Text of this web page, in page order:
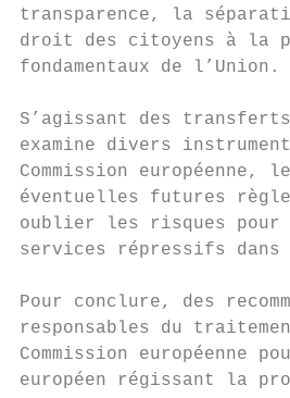
transparence, la
droit des citoyens à la
fondamentaux de l’Union.
S’agissant des
examine divers
Commission
éventuelles futures
oublier les risques pour
services répressifs
Pour conclure, des
responsables du
Commission européenne
européen régissant la